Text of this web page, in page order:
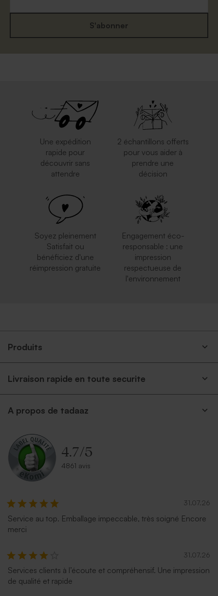
Enveloppe carrée rouge
S'abonner
Une expédition
rapide pour
découvrir sans
attendre
2 échantillons offerts
pour vous aider à
prendre une
décision
Soyez pleinement
Satisfait ou
bénéficiez d'une
réimpression gratuite
Engagement éco-
responsable : une
impression
respectueuse de
l'environnement
Produits
Livraison rapide en toute securite
A propos de tadaaz
4.7/5
4861 avis
31.07.26
Service au top. Emballage impeccable, très soigné Encore
merci
31.07.26
Services clients à l’écoute et compréhensif. Une impression
de qualité et rapide